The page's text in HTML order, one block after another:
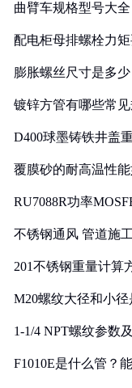
曲臂车规格型号大全
配电柜母排螺栓力
膨胀螺丝尺寸是多少
镀锌方管有哪些常
D400球墨铸铁井盖
覆膜砂的耐高温性
RU7088R功率
不锈钢通风 管道施工
201不锈钢重量计算
M20螺纹大径和小径
1-1/4 NPT螺纹参数
F1010E是什么管？